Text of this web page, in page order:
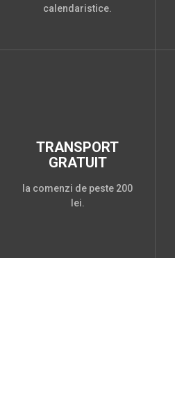
calendaristice.
TRANSPORT
GRATUIT
la comenzi de peste 200
lei.